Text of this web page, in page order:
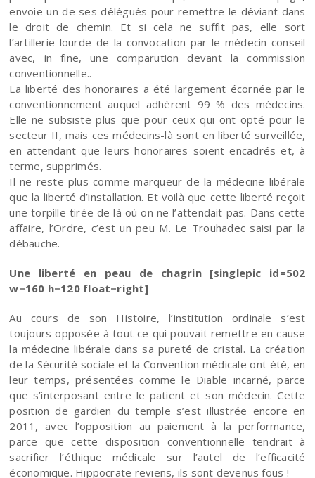
envoie un de ses délégués pour remettre le déviant dans
le droit de chemin. Et si cela ne suffit pas, elle sort
l’artillerie lourde de la convocation par le médecin conseil
avec, in fine, une comparution devant la commission
conventionnelle..
La liberté des honoraires a été largement écornée par le
conventionnement auquel adhèrent 99 % des médecins.
Elle ne subsiste plus que pour ceux qui ont opté pour le
secteur II, mais ces médecins-là sont en liberté surveillée,
en attendant que leurs honoraires soient encadrés et, à
terme, supprimés.
Il ne reste plus comme marqueur de la médecine libérale
que la liberté d’installation. Et voilà que cette liberté reçoit
une torpille tirée de là où on ne l’attendait pas. Dans cette
affaire, l’Ordre, c’est un peu M. Le Trouhadec saisi par la
débauche.
Une liberté en peau de chagrin [singlepic id=502
w=160 h=120 float=right]
Au cours de son Histoire, l’institution ordinale s’est
toujours opposée à tout ce qui pouvait remettre en cause
la médecine libérale dans sa pureté de cristal. La création
de la Sécurité sociale et la Convention médicale ont été, en
leur temps, présentées comme le Diable incarné, parce
que s’interposant entre le patient et son médecin. Cette
position de gardien du temple s’est illustrée encore en
2011, avec l’opposition au paiement à la performance,
parce que cette disposition conventionnelle tendrait à
sacrifier l’éthique médicale sur l’autel de l’efficacité
économique. Hippocrate reviens, ils sont devenus fous !